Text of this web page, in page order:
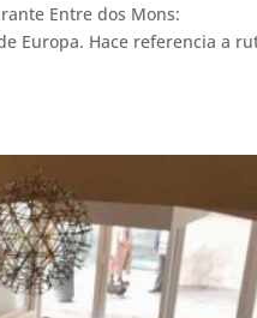
Entre dos Mons:
Europa. Hace referencia a